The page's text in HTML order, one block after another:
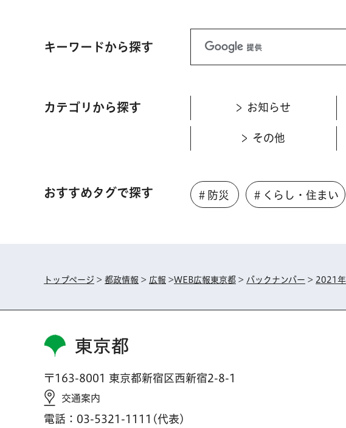
キーワードから探す
カテゴリから探す お知らせ
その他
おすすめタグで探す ＃防災 ＃くらし・住まい
トップページ > 都政情報 > 広報 >WEB広報東京都 > バックナンバー > 2021年
東京都
〒163-8001 東京都新宿区西新宿2-8-1
交通案内
電話：03-5321-1111(代表)